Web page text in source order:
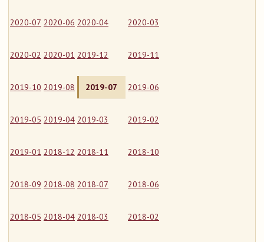
2020-07 2020-06 2020-04 2020-03
2020-02 2020-01 2019-12 2019-11
2019-10 2019-08 2019-07 2019-06
2019-05 2019-04 2019-03 2019-02
2019-01 2018-12 2018-11 2018-10
2018-09 2018-08 2018-07 2018-06
2018-05 2018-04 2018-03 2018-02